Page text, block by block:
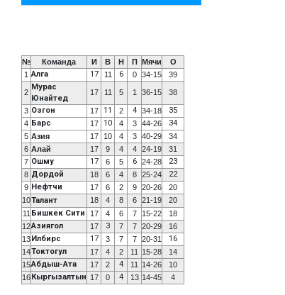
№ Команда И В Н П Мячи
О
1 Алга 17 11 6 0 34-15 39
2
Мурас
Юнайтед
17 11 5 1 36-15 38
3 Озгон 17 11 2 4 34-18 35
4 Барс 17 10 4 3 44-26 34
5 Азия 17 10 4 3 40-29
34
6 Алай 17 9 4 4 24-19
31
7 Ошму 17 6 5 6 24-28 23
8 Дордой 18 6 4 8 25-24 22
9 Нефтчи 17 6 2 9 20-26
20
10Талант 18 4 8 6 21-19
20
11 Бишкек Сити 17 4 6 7 15-22
18
12Азиягол 17 3 7 7 20-29
16
13 Илбирс 17 3 7 7 20-31 16
14Токтогул 17 4 2 11 15-28
14
15Абдыш-Ата 17 2 4 11 14-26
10
16 Кыргызалтын 17 0 4 13 14-45 4